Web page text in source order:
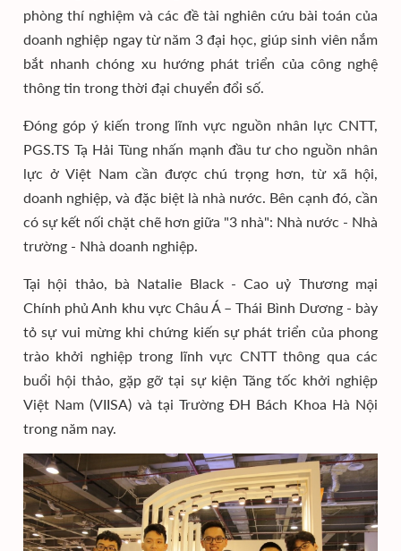
phòng thí nghiệm và các đề tài nghiên cứu bài toán của
doanh nghiệp ngay từ năm 3 đại học, giúp sinh viên nắm
bắt nhanh chóng xu hướng phát triển của công nghệ
thông tin trong thời đại chuyển đổi số.
Đóng góp ý kiến trong lĩnh vực nguồn nhân lực CNTT,
PGS.TS Tạ Hải Tùng nhấn mạnh đầu tư cho nguồn nhân
lực ở Việt Nam cần được chú trọng hơn, từ xã hội,
doanh nghiệp, và đặc biệt là nhà nước. Bên cạnh đó, cần
có sự kết nối chặt chẽ hơn giữa "3 nhà": Nhà nước - Nhà
trường - Nhà doanh nghiệp.
Tại hội thảo, bà Natalie Black - Cao uỷ Thương mại
Chính phủ Anh khu vực Châu Á – Thái Bình Dương - bày
tỏ sự vui mừng khi chứng kiến sự phát triển của phong
trào khởi nghiệp trong lĩnh vực CNTT thông qua các
buổi hội thảo, gặp gỡ tại sự kiện Tăng tốc khởi nghiệp
Việt Nam (VIISA) và tại Trường ĐH Bách Khoa Hà Nội
trong năm nay.